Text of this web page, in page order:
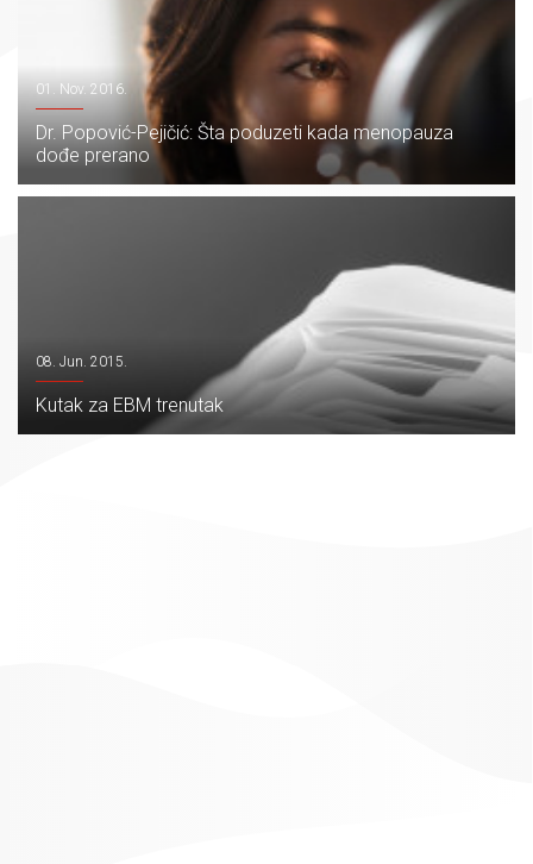
01. Nov. 2016.
Dr. Popović-Pejičić: Šta poduzeti kada menopauza
dođe prerano
08. Jun. 2015.
Kutak za EBM trenutak